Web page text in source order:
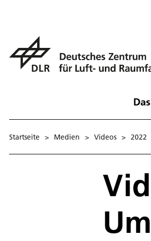
Startseite > Medien > Videos > 2022